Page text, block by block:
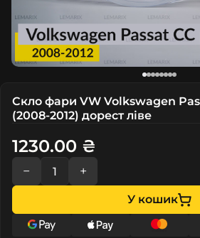
Скло фари VW Volkswagen
(2008-2012) дорест ліве
1230.00 ₴
− +
У кошик